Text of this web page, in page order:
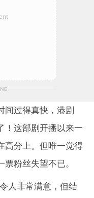
间过得真快，港剧
！这部剧开播以来一
高分上。但唯一觉得
粉丝失望不已。
人非常满意，但结